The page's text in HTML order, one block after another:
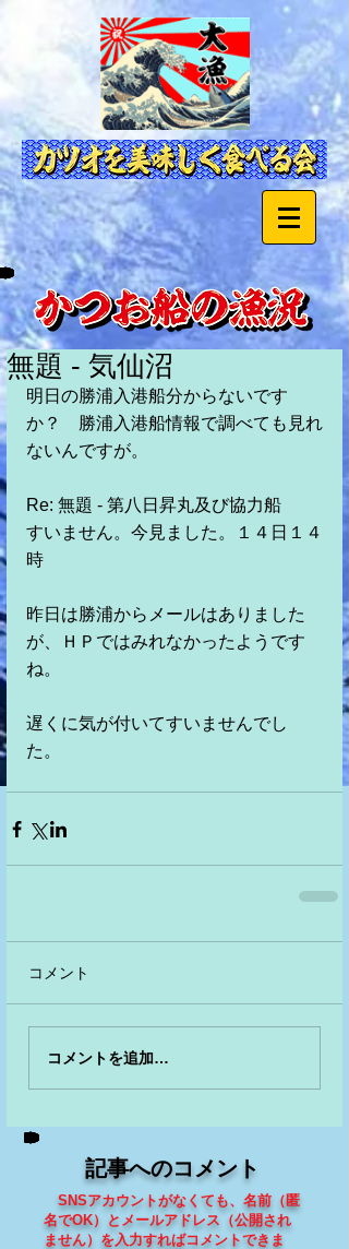
無題 - 気仙沼
明日の勝浦入港船分からないです
か？　勝浦入港船情報で調べても見れ
ないんですが。
Re: 無題 - 第八日昇丸及び協力船
すいません。今見ました。１４日１４
時
昨日は勝浦からメールはありました
が、ＨＰではみれなかったようです
ね。
遅くに気が付いてすいませんでし
た。
コメント
コメントを追加…
記事へのコメント
SNSアカウントがなくても、 名前（匿
名でOK）とメールアドレス（公開され
ません）を入力すればコメントできま